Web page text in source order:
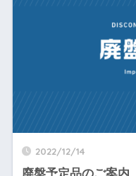
2022/12/14